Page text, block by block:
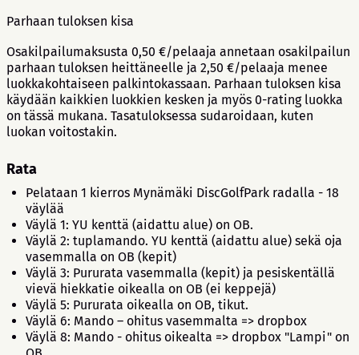
Parhaan tuloksen kisa
Osakilpailumaksusta 0,50 €/pelaaja annetaan osakilpailun
parhaan tuloksen heittäneelle ja 2,50 €/pelaaja menee
luokkakohtaiseen palkintokassaan. Parhaan tuloksen kisa
käydään kaikkien luokkien kesken ja myös 0-rating luokka
on tässä mukana. Tasatuloksessa sudaroidaan, kuten
luokan voitostakin.
Rata
Pelataan 1 kierros Mynämäki DiscGolfPark radalla - 18
väylää
Väylä 1: YU kenttä (aidattu alue) on OB.
Väylä 2: tuplamando. YU kenttä (aidattu alue) sekä oja
vasemmalla on OB (kepit)
Väylä 3: Pururata vasemmalla (kepit) ja pesiskentällä
vievä hiekkatie oikealla on OB (ei keppejä)
Väylä 5: Pururata oikealla on OB, tikut.
Väylä 6: Mando – ohitus vasemmalta => dropbox
Väylä 8: Mando - ohitus oikealta => dropbox "Lampi" on